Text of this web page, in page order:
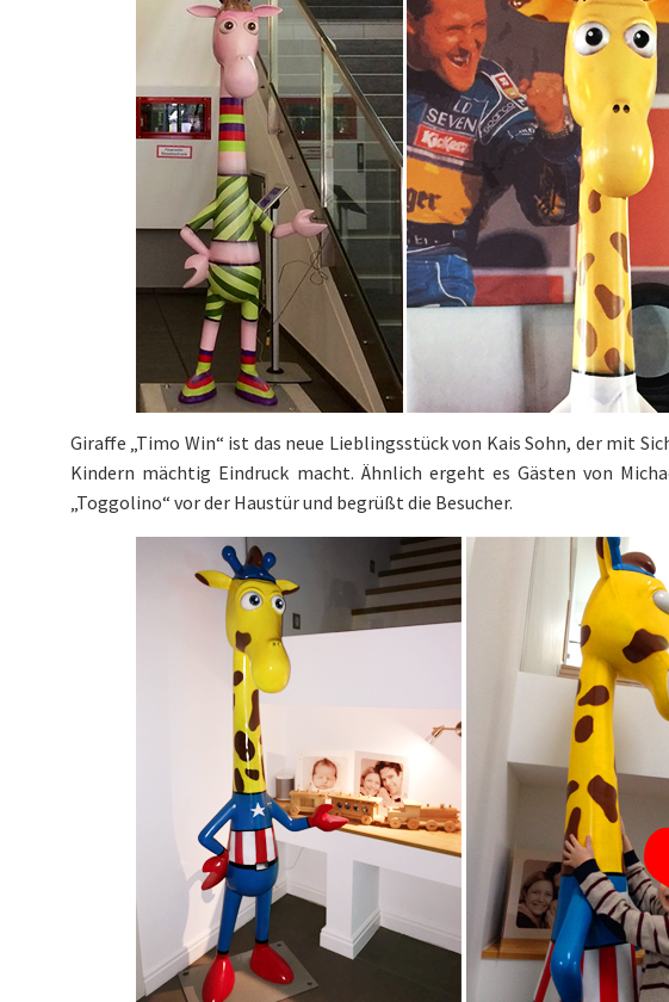
Giraffe „Timo Win“ ist das neue Lieblingsstück von Kais Sohn, der mit
Kindern mächtig Eindruck macht. Ähnlich ergeht es Gästen von
„Toggolino“ vor der Haustür und begrüßt die Besucher.